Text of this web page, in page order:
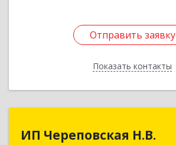
Отправить заявку
Показать контакты
Отправить заявку
Назад
ИП Череповская Н.В.